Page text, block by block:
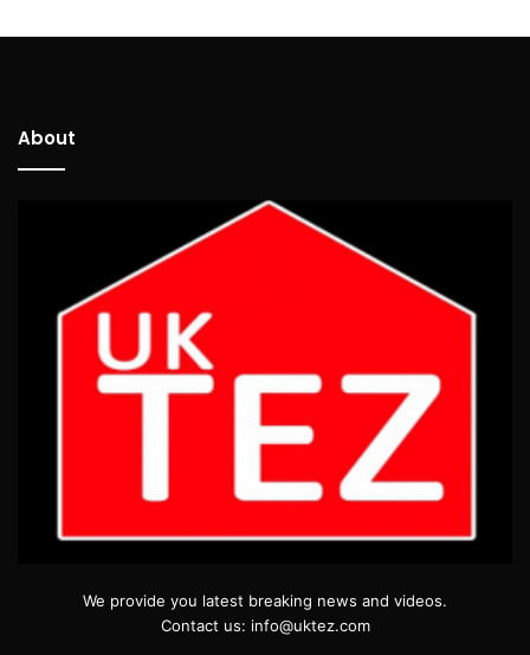
About
We provide you latest breaking news and videos.
Contact us: info@uktez.com